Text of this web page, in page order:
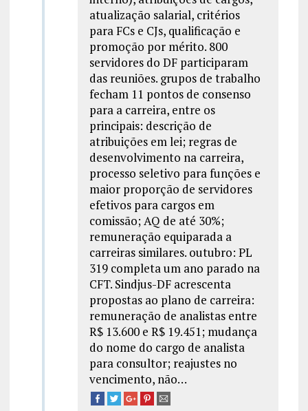
atualização salarial, critérios
para FCs e CJs, qualificação e
promoção por mérito. 800
servidores do DF participaram
das reuniões. grupos de trabalho
fecham 11 pontos de consenso
para a carreira, entre os
principais: descrição de
atribuições em lei; regras de
desenvolvimento na carreira,
processo seletivo para funções e
maior proporção de servidores
efetivos para cargos em
comissão; AQ de até 30%;
remuneração equiparada a
carreiras similares. outubro: PL
319 completa um ano parado na
CFT. Sindjus-DF acrescenta
propostas ao plano de carreira:
remuneração de analistas entre
R$ 13.600 e R$ 19.451; mudança
do nome do cargo de analista
para consultor; reajustes no
vencimento, não…